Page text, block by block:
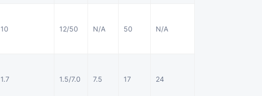
10 12/50 N/A 50 N/A
1.7 1.5/7.0 7.5 17 24